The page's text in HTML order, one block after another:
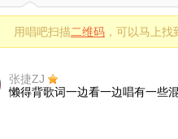
用唱吧扫描二维码 ，可以马上
张捷ZJ
懒得背歌词一边看一边唱有一些混